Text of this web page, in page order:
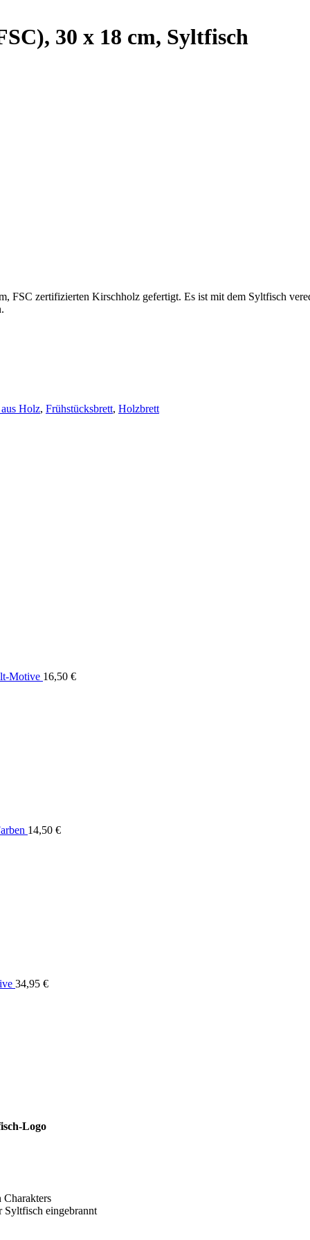
30 x 18 cm, Syltfisch
FSC zertifizierten Kirschholz gefertigt. Es ist mit dem Syltfisch
Holz, Frühstücksbrett, Holzbrett
Motive 16,50 €
14,50 €
34,95 €
Logo
Syltfisch eingebrannt